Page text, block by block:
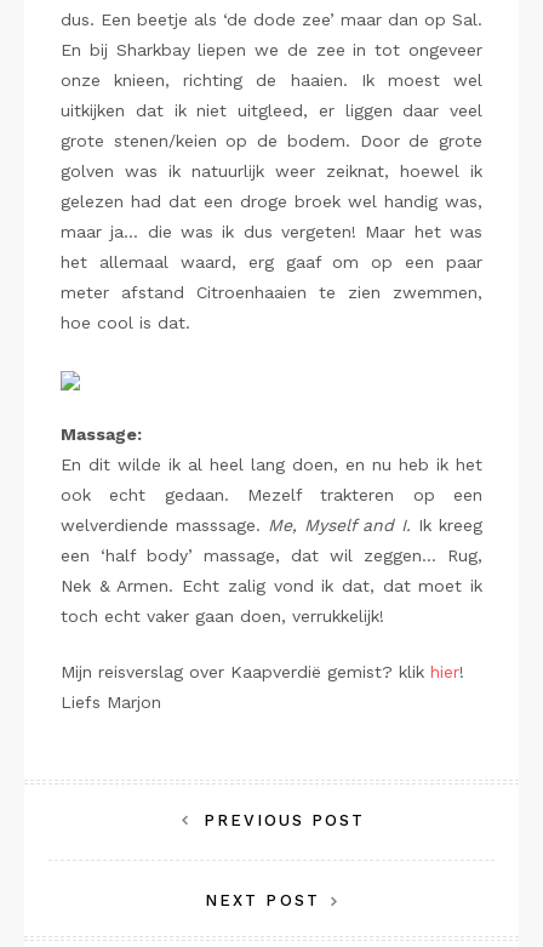
dus. Een beetje als ‘de dode zee’ maar dan op Sal.
En bij Sharkbay liepen we de zee in tot ongeveer
onze knieen, richting de haaien. Ik moest wel
uitkijken dat ik niet uitgleed, er liggen daar veel
grote stenen/keien op de bodem. Door de grote
golven was ik natuurlijk weer zeiknat, hoewel ik
gelezen had dat een droge broek wel handig was,
maar ja… die was ik dus vergeten! Maar het was
het allemaal waard, erg gaaf om op een paar
meter afstand Citroenhaaien te zien zwemmen,
hoe cool is dat.
Massage:
En dit wilde ik al heel lang doen, en nu heb ik het
ook echt gedaan. Mezelf trakteren op een
welverdiende masssage. Me, Myself and I. Ik kreeg
een ‘half body’ massage, dat wil zeggen… Rug,
Nek & Armen. Echt zalig vond ik dat, dat moet ik
toch echt vaker gaan doen, verrukkelijk!
Mijn reisverslag over Kaapverdië gemist? klik hier!
Liefs Marjon
navigatie
PREVIOUS POST
NEXT POST